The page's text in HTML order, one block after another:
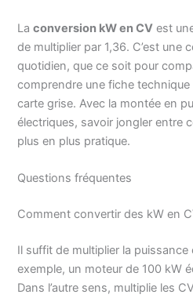
Laconversion kW en CV est
de multiplier par 1,36. C’est une
quotidien, que ce soit pour
comprendre une fiche
carte grise. Avec la montée en
électriques, savoir jongler entre
plus en plus pratique.
Questions fréquentes
Comment convertir des kW en
Il suffit de multiplier la
exemple, un moteur de 100 kW
Dans l’autre sens, multiplie les